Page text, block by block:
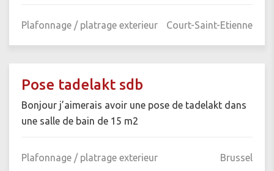
Plafonnage / platrage exterieur Court-Saint-Etienne
Pose tadelakt sdb
Bonjour j’aimerais avoir une pose de tadelakt dans
une salle de bain de 15 m2
Plafonnage / platrage exterieur Brussel